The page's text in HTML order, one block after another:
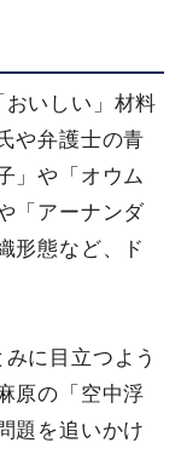
いしい」材料
や弁護士の青
」や「オウム
「アーナンダ
形態など、ド
に目立つよう
原の「空中浮
題を追いかけ